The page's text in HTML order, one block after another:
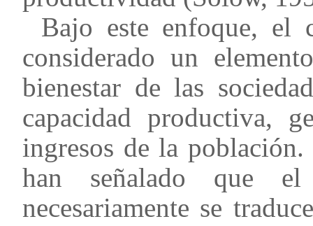
Bajo este enfoque, el
considerado un
bienestar de las
capacidad productiva,
ingresos de la
han señalado que el
necesariamente se